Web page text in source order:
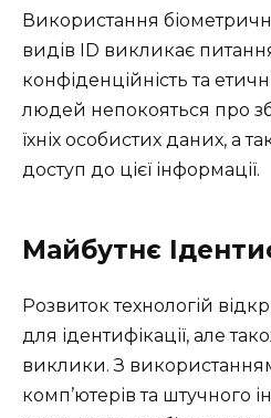
Використання
видів ID викликає
конфіденційність та
людей непокояться про
їхніх особистих даних, а
доступ до цієї інформації.
Майбутнє
Розвиток технологій
для ідентифікації, але
виклики. З
комп’ютерів та штучного